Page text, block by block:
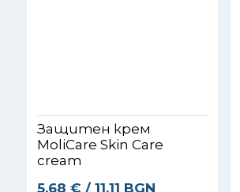
Защитен крем
MoliCare Skin Care
cream
5.68 € / 11.11 BGN